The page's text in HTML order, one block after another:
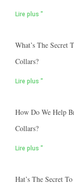
Lire plus "
What’s The Secret
Collars?
Lire plus "
How Do We Help
Collars?
Lire plus "
Hat’s The Secret